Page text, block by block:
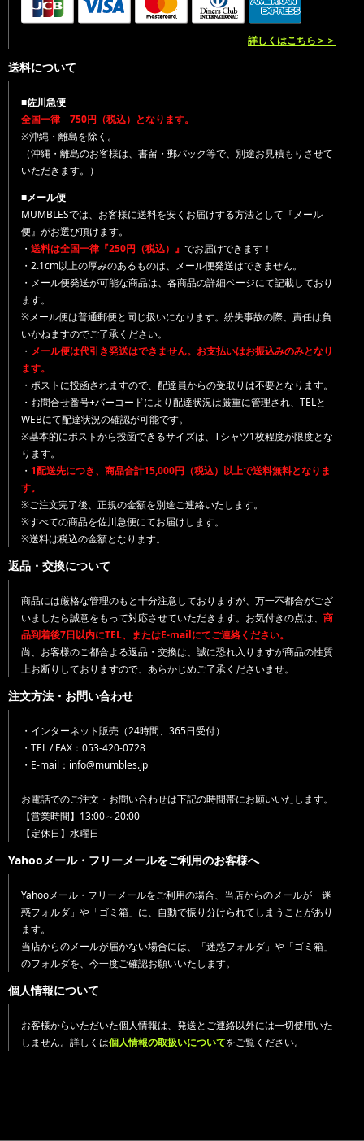
詳しくはこちら＞＞
送料について
■佐川急便
全国一律 750円（税込）となります。
※沖縄・離島を除く。
（沖縄・離島のお客様は、書留・郵パック等で、別途お見積もりさせて
いただきます。）
■メール便
MUMBLESでは、お客様に送料を安くお届けする方法として『メール
便』がお選び頂けます。
・ 送料は全国一律『250円（税込）』 でお届けできます！
・2.1cm以上の厚みのあるものは、メール便発送はできません。
・メール便発送が可能な商品は、各商品の詳細ページにて記載しており
ます。
※メール便は普通郵便と同じ扱いになります。紛失事故の際、責任は負
いかねますのでご了承ください。
・ メール便は代引き発送はできません。お支払いはお振込みのみとなり
ます。
・ポストに投函されますので、配達員からの受取りは不要となります。
・お問合せ番号+バーコードにより配達状況は厳重に管理され、TELと
WEBにて配達状況の確認が可能です。
※基本的にポストから投函できるサイズは、Tシャツ1枚程度が限度とな
ります。
・ 1配送先につき、商品合計15,000円（税込）以上で送料無料となりま
す。
※ご注文完了後、正規の金額を別途ご連絡いたします。
※すべての商品を佐川急便にてお届けします。
※送料は税込の金額となります。
返品・交換について
商品には厳格な管理のもと十分注意しておりますが、万一不都合がござ
いましたら誠意をもって対応させていただきます。お気付きの点は、 商
品到着後7日以内にTEL、またはE-mailにてご連絡ください。
尚、お客様のご都合よる返品・交換は、誠に恐れ入りますが商品の性質
上お断りしておりますので、あらかじめご了承くださいませ。
注文方法・お問い合わせ
・インターネット販売（24時間、365日受付）
・TEL / FAX：053-420-0728
・E-mail：info@mumbles.jp
お電話でのご注文・お問い合わせは下記の時間帯にお願いいたします。
【営業時間】13:00～20:00
【定休日】水曜日
Yahooメール・フリーメールをご利用のお客様へ
Yahooメール・フリーメールをご利用の場合、当店からのメールが「迷
惑フォルダ」や「ゴミ箱」に、自動で振り分けられてしまうことがあり
ます。
当店からのメールが届かない場合には、「迷惑フォルダ」や「ゴミ箱」
のフォルダを、今一度ご確認お願いいたします。
個人情報について
お客様からいただいた個人情報は、発送とご連絡以外には一切使用いた
しません。詳しくは個人情報の取扱いについてをご覧ください。